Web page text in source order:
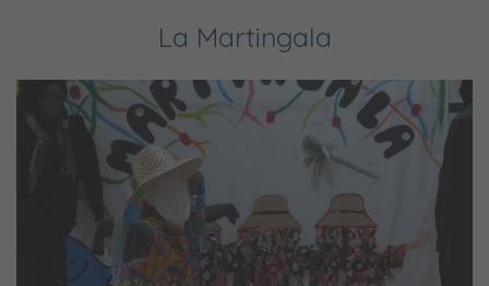
La Martingala